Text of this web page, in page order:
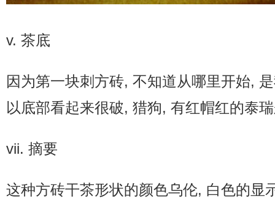
v. 茶底
因为第一块刺方砖, 不知道从哪里开始,
以底部看起来很破, 猎狗, 有红帽红的泰
vii. 摘要
这种方砖干茶形状的颜色乌伦, 白色的显